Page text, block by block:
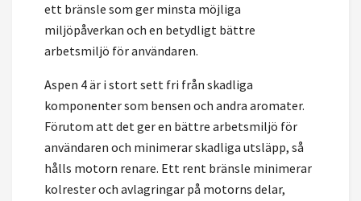
ett bränsle som ger minsta möjliga
miljöpåverkan och en betydligt bättre
arbetsmiljö för användaren.
Aspen 4 är i stort sett fri från skadliga
komponenter som bensen och andra aromater.
Förutom att det ger en bättre arbetsmiljö för
användaren och minimerar skadliga utsläpp, så
hålls motorn renare. Ett rent bränsle minimerar
kolrester och avlagringar på motorns delar,